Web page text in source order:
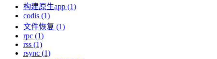
构建原生app (1)
codis (1)
文件恢复 (1)
rpc (1)
rss (1)
rsync (1)